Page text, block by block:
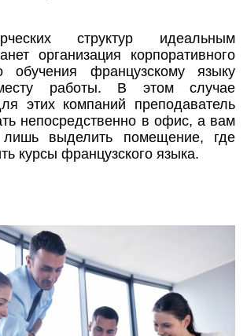
структур идеальным
организация корпоративного
обучения французскому языку
работы. В этом случае
этих компаний преподаватель
непосредственно в офис, а вам
выделить помещение, где
курсы французского языка.